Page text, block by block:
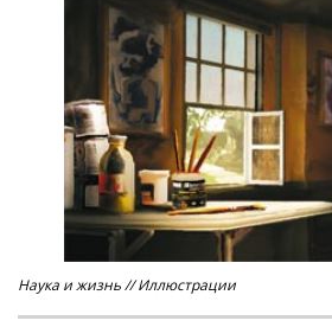
Наука и жизнь // Иллюстрации